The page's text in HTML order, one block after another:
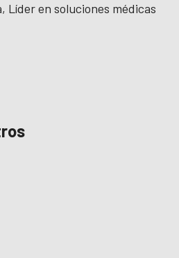
Líder en soluciones médicas